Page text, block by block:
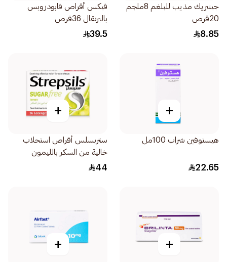
جينيريك مذيب للبلغم 8ملجم
20قرص
8.85
فيكس أقراص فابودروبس
بالبرتقال 36قرص
39.5
+
هيستوفين شراب 100مل
22.65
+
ستربسلس أقراص استحلاب
خالية من السكر بالليمون
36قرص
44
+
+